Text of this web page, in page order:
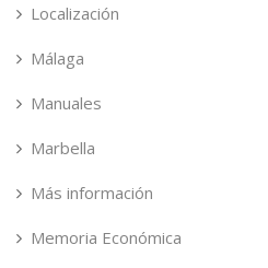
Localización
Málaga
Manuales
Marbella
Más información
Memoria Económica